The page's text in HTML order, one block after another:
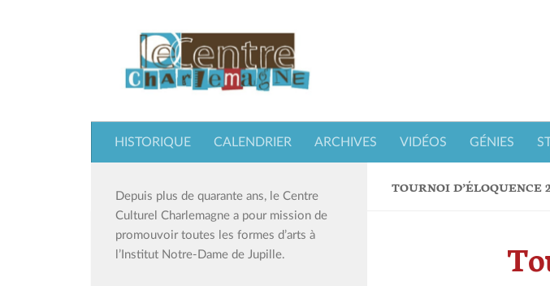
HISTORIQUE CALENDRIER ARCHIVES VIDÉOS GÉNIES
TOURNOI D’ÉLOQUENCE
Depuis plus de quarante ans, le Centre
Culturel Charlemagne a pour mission de
promouvoir toutes les formes d’arts à
l’Institut Notre-Dame de Jupille.